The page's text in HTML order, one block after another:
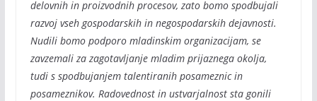
delovnih in proizvodnih procesov, zato bomo spodbujali
razvoj vseh gospodarskih in negospodarskih dejavnosti.
Nudili bomo podporo mladinskim organizacijam, se
zavzemali za zagotavljanje mladim prijaznega okolja,
tudi s spodbujanjem talentiranih posameznic in
posameznikov. Radovednost in ustvarjalnost sta gonili